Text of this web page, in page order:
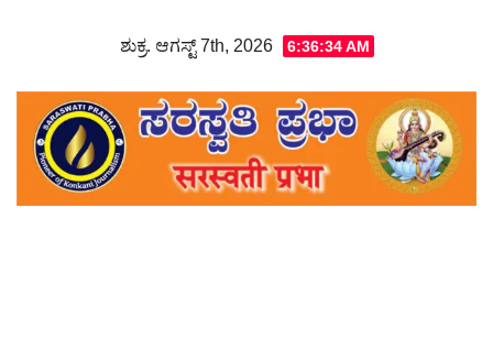
ಶುಕ್ರ. ಆಗಸ್ಟ್ 7th, 2026 6:36:35 AM